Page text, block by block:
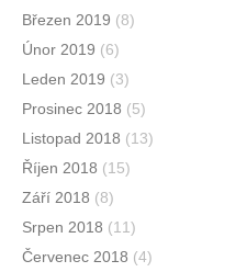
Březen 2019 (8)
Únor 2019 (6)
Leden 2019 (3)
Prosinec 2018 (5)
Listopad 2018 (13)
Říjen 2018 (15)
Září 2018 (8)
Srpen 2018 (11)
Červenec 2018 (4)